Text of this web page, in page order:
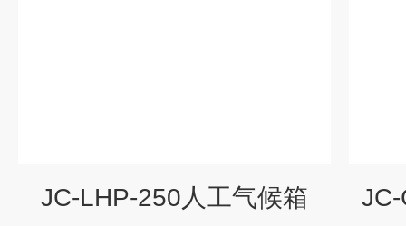
JC-LHP-250人工气候箱